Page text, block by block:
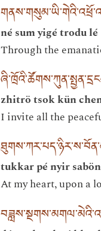
né sum yigé trodu lé
Through the
zhitrö tsok kün
I invite all the
tukkar pé nyir
At my heart, upon a